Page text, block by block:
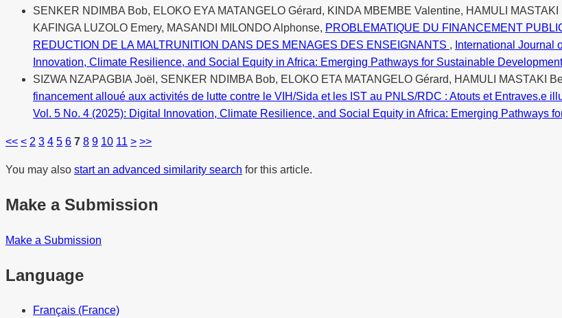
SENKER NDIMBA Bob, ELOKO EYA MATANGELO Gérard, KINDA MBEMBE Valentine, HAMULI
KAFINGA LUZOLO Emery, MASANDI MILONDO Alphonse, PROBLEMATIQUE DU FINANCEMENT
REDUCTION DE LA MALTRUNITION DANS DES MENAGES DES ENSEIGNANTS , International Journal
Innovation, Climate Resilience, and Social Equity in Africa: Emerging Pathways for Sustainable Development
SIZWA NZAPAGBIA Joël, SENKER NDIMBA Bob, ELOKO ETA MATANGELO Gérard, HAMULI MASTAKI
financement alloué aux activités de lutte contre le VIH/Sida et les IST au PNLS/RDC : Atouts et Entraves.e
Vol. 5 No. 4 (2025): Digital Innovation, Climate Resilience, and Social Equity in Africa: Emerging Pathways
<< < 2 3 4 5 6 7 8 9 10 11 > >>
You may also start an advanced similarity search for this article.
Make a Submission
Make a Submission
Language
Français (France)